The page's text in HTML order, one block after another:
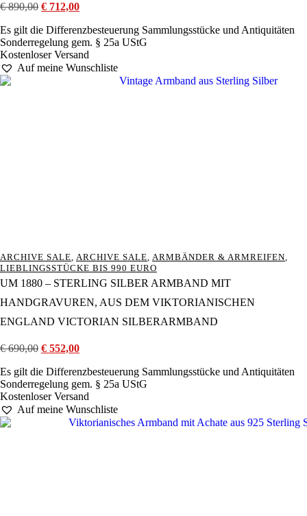
€890,00 Ursprünglicher
war:
€ 890,00
€ 712,00
ist:
€ 712,00.
Es gilt die Differenzbesteuerung Sammlungsstücke und Antiquitäten
Sonderregelung gem. § 25a UStG
Kostenloser Versand
Auf meine Wunschliste
ARCHIVE SALE, ARCHIVE SALE, ARMBÄNDER & ARMREIFEN,
LIEBLINGSSTÜCKE BIS 990 EURO
UM 1880 – STERLING SILBER ARMBAND MIT
HANDGRAVUREN, AUS DEM VIKTORIANISCHEN
ENGLAND VICTORIAN SILBERARMBAND
€690,00 Ursprünglicher
war:
€ 690,00
€ 552,00
ist:
€ 552,00.
Es gilt die Differenzbesteuerung Sammlungsstücke und Antiquitäten
Sonderregelung gem. § 25a UStG
Kostenloser Versand
Auf meine Wunschliste